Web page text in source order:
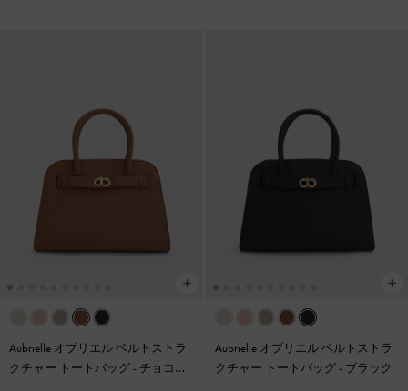
Aubrielle オブリエル ベルトストラ
クチャー トートバッグ- チョコレ
Aubrielle オブリエル ベルトストラ
クチャー トートバッグ- ブラック